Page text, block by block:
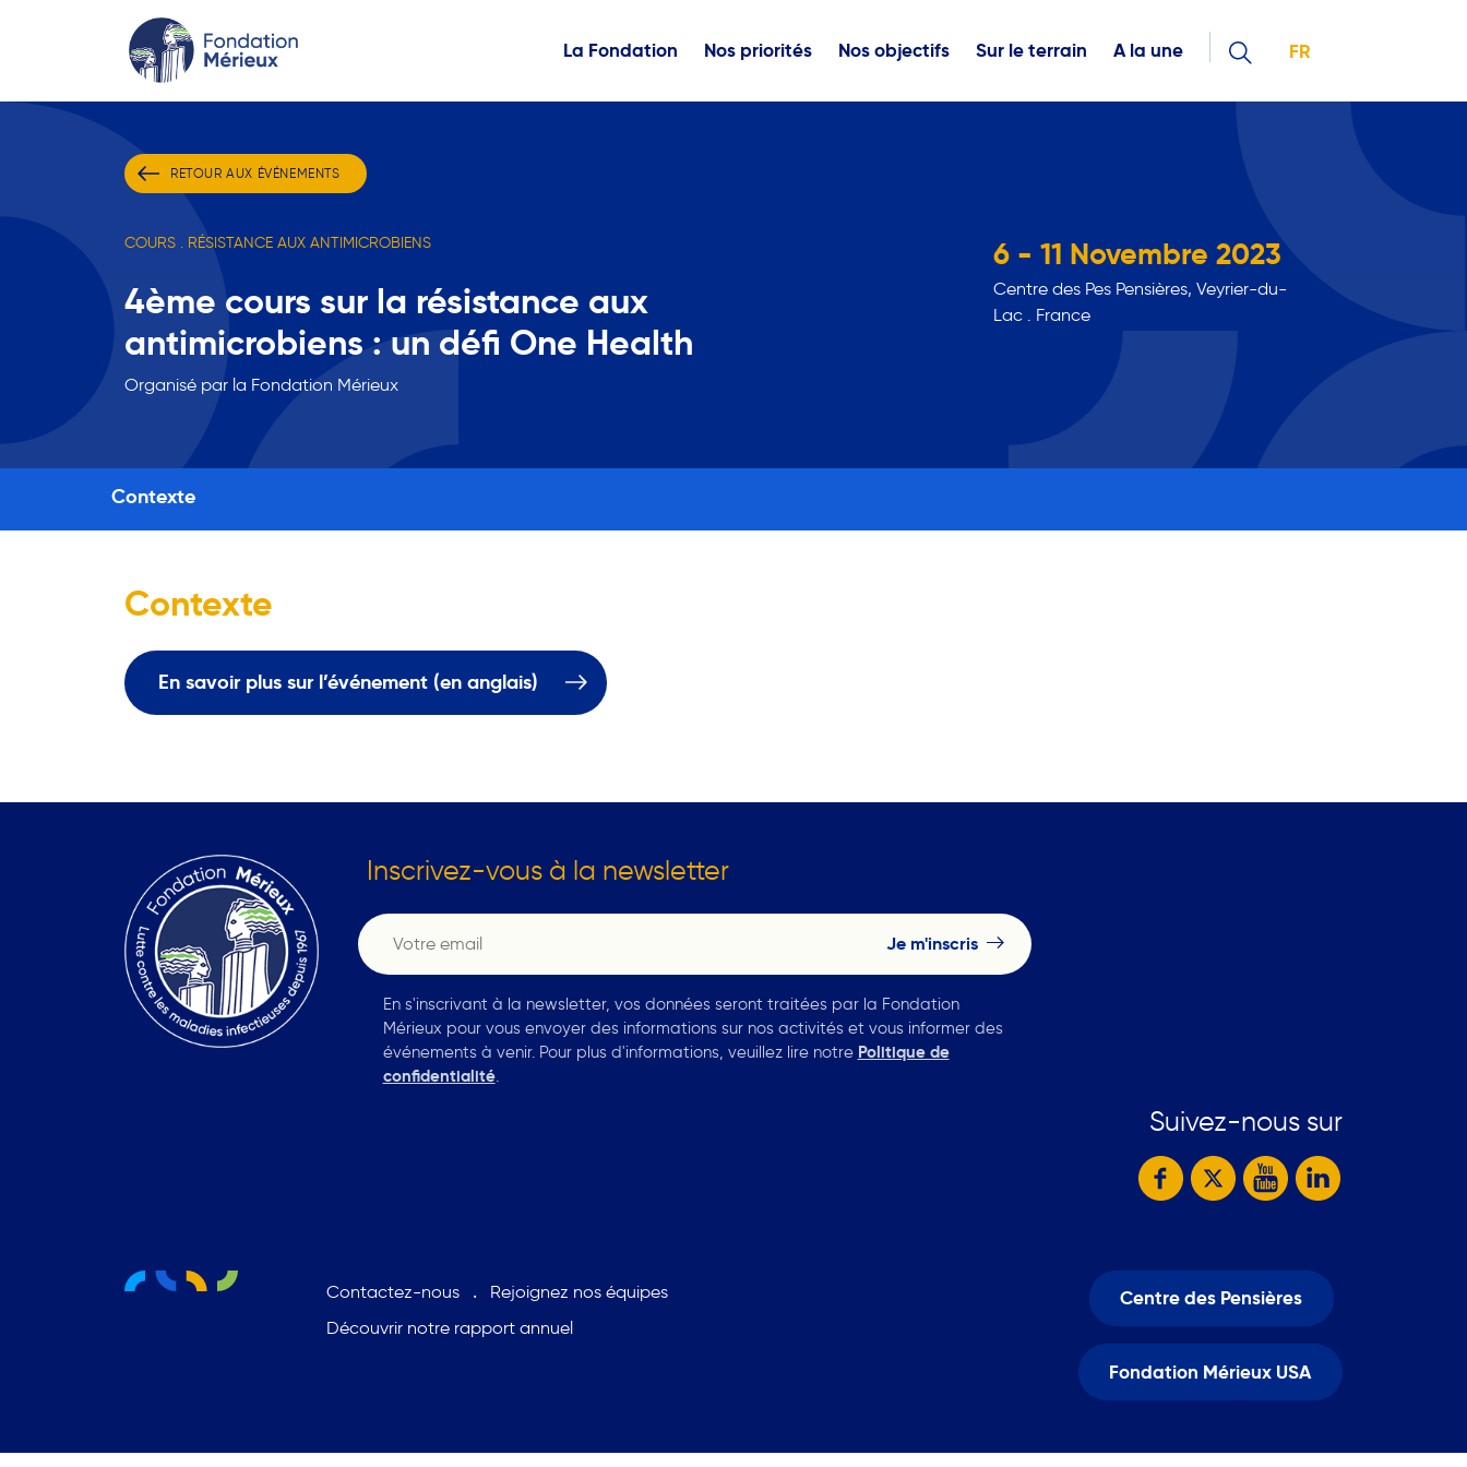
La Fondation Nos priorités Nos objectifs Sur le terrain A la une FR
RETOUR AUX ÉVÉNEMENTS
COURS . RÉSISTANCE AUX ANTIMICROBIENS
4ème cours sur la résistance aux
antimicrobiens : un défi One Health
Organisé par la Fondation Mérieux
6 - 11 Novembre 2023
Centre des Pes Pensières, Veyrier-du-
Lac . France
Contexte
Contexte
En savoir plus sur l’événement (en anglais)
Inscrivez-vous à la newsletter
En s'inscrivant à la newsletter, vos données seront traitées par la Fondation
Mérieux pour vous envoyer des informations sur nos activités et vous informer des
événements à venir. Pour plus d'informations, veuillez lire notre Politique de
confidentialité.
Suivez-nous sur
Contactez-nous
Rejoignez nos équipes
Découvrir notre rapport annuel
Centre des Pensières
Fondation Mérieux USA